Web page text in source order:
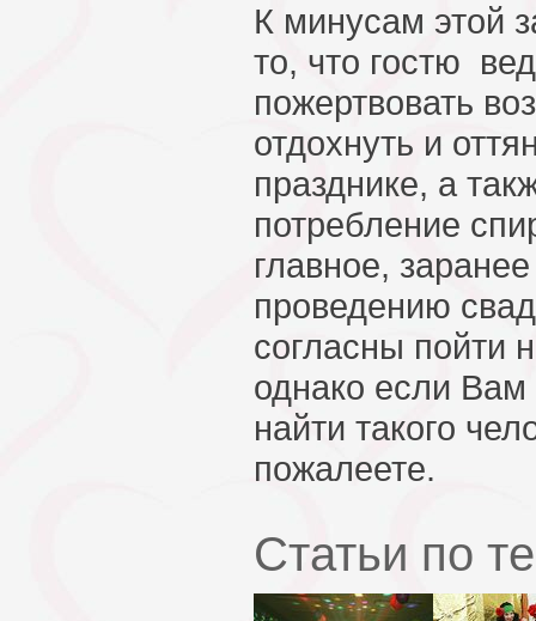
К минусам этой
то, что гостю
пожертвовать
отдохнуть и
празднике, а
потребление
главное,
проведению
согласны пойти
однако если Вам
найти такого
пожалеете.
Статьи по